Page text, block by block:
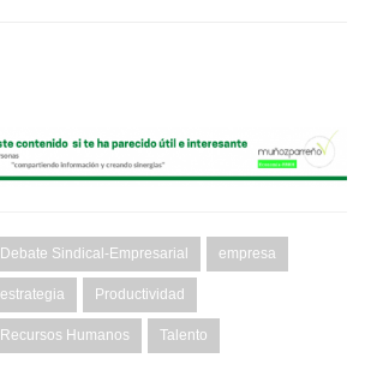
Debate Sindical-Empresarial empresa
estrategia Productividad
Recursos Humanos Talento